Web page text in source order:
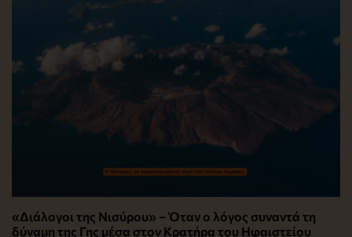
«Διάλογοι της Νισύρου» – Όταν ο λόγος συναντά τη
δύναμη της Γης μέσα στον Κρατήρα του Ηφαιστείου